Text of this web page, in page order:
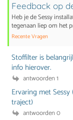
Feedback op
Heb je de Sessy
tegenaan liep om het
Recente Vragen
Stoffilter is
info hierover.
antwoorden 1
Ervaring met
traject)
antwoorden 0